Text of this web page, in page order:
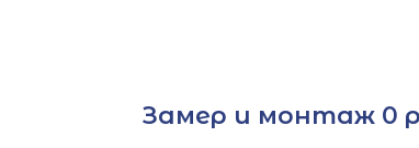
Замер и монтаж 0